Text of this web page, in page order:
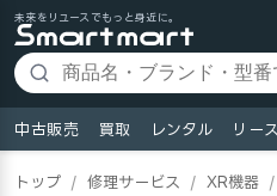
未来をリユースでもっと身近に。
中古販売 買取 レンタル リース
トップ / 修理サービス / XR機器 /